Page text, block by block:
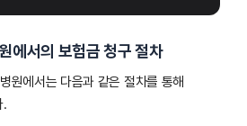
에서의 보험금 청구 절차
원에서는 다음과 같은 절차를 통해
.